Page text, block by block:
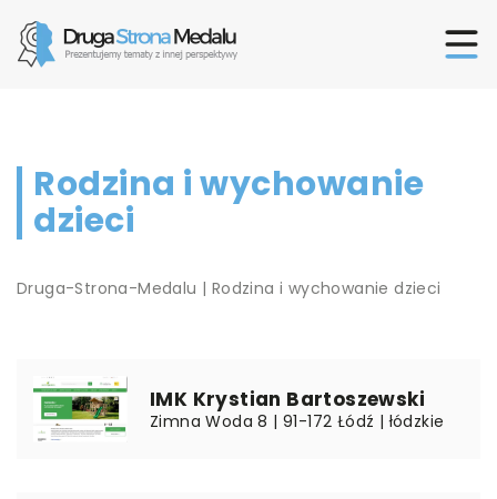
Rodzina i wychowanie
dzieci
Druga-Strona-Medalu | Rodzina i wychowanie dzieci
IMK Krystian Bartoszewski
Zimna Woda 8 | 91-172 Łódź | łódzkie